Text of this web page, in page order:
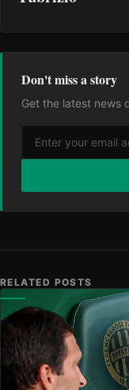
Don't miss a story
Get the latest news
RELATED POSTS